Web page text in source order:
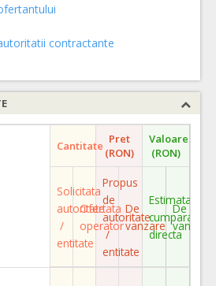
contractante
Cantitate Pret
(RON)
Valoare
(RON)
Solicitata
autoritate
/
entitate
Ofertata
operator
Propus
de
autoritate
/
entitate
De
vanzare
Estimata
cumparare
directa
De
vanzare